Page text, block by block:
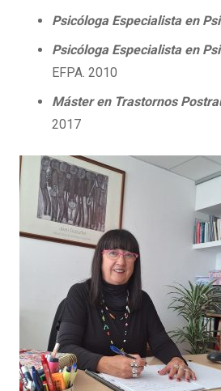
Psicóloga Especialista en
Psicóloga Especialista en
EFPA. 2010
Máster en Trastornos
2017